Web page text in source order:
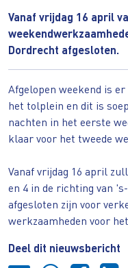
Vanaf vrijdag 16 april
Dordrecht afgesloten.
Afgelopen weekend is
het tolplein en dit is
nachten in het eerste
klaar voor het tweede
Vanaf vrijdag 16 april
en 4 in de richting van
afgesloten zijn voor
werkzaamheden voor
Deel dit nieuwsbericht